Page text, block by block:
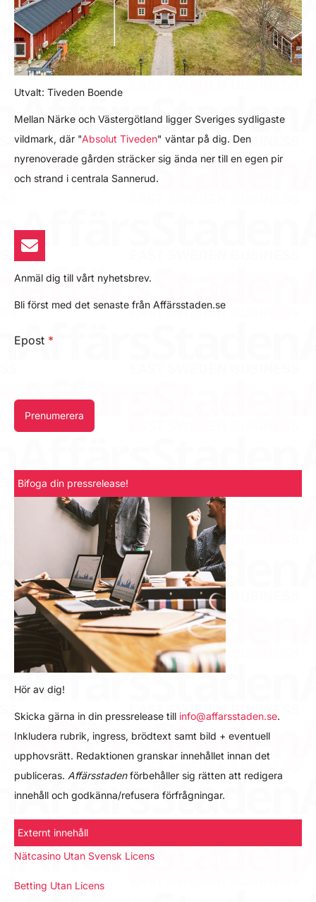
Utvalt: Tiveden Boende
Mellan Närke och Västergötland ligger Sveriges sydligaste
vildmark, där "Absolut Tiveden" väntar på dig. Den
nyrenoverade gården sträcker sig ända ner till en egen pir
och strand i centrala Sannerud.
Anmäl dig till vårt nyhetsbrev.
Bli först med det senaste från Affärsstaden.se
Epost *
Prenumerera
Bifoga din pressrelease!
Hör av dig!
Skicka gärna in din pressrelease till info@affarsstaden.se.
Inkludera rubrik, ingress, brödtext samt bild + eventuell
upphovsrätt. Redaktionen granskar innehållet innan det
publiceras. Affärsstadenförbehåller sig rätten att redigera
innehåll och godkänna/refusera förfrågningar.
Externt innehåll
Nätcasino Utan Svensk Licens
Betting Utan Licens